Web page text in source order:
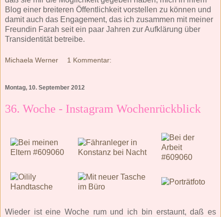
Blog einer breiteren Öffentlichkeit vorstellen zu können und
damit auch das Engagement, das ich zusammen mit meiner
Freundin Farah seit ein paar Jahren zur Aufklärung über
Transidentität betreibe.
Michaela Werner 1 Kommentar:
Montag, 10. September 2012
36. Woche - Instagram Wochenrückblick
Wieder ist eine Woche rum und ich bin erstaunt, daß es